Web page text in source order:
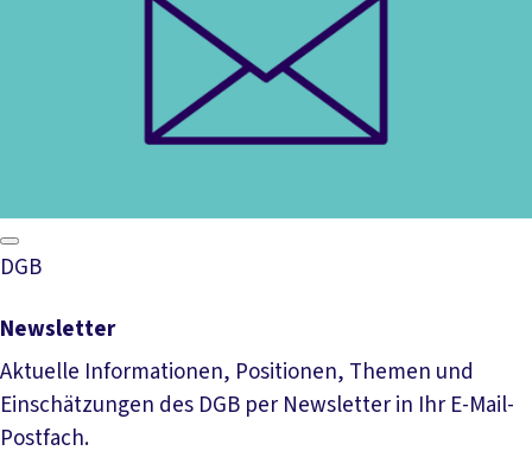
DGB
Newsletter
Aktuelle Informationen, Positionen, Themen und
Einschätzungen des DGB per Newsletter in Ihr E-Mail-
Postfach.